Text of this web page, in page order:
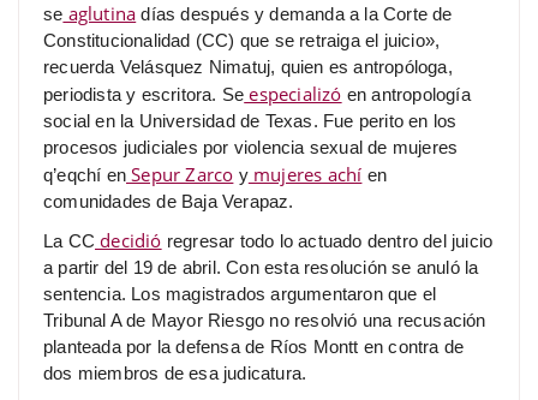
se aglutina días después y demanda a la Corte de
Constitucionalidad (CC) que se retraiga el juicio»,
recuerda Velásquez Nimatuj, quien es antropóloga,
periodista y escritora. Se especializó en antropología
social en la Universidad de Texas. Fue perito en los
procesos judiciales por violencia sexual de mujeres
q’eqchí en Sepur Zarco ymujeres achí en
comunidades de Baja Verapaz.
La CC decidió regresar todo lo actuado dentro del juicio
a partir del 19 de abril. Con esta resolución se anuló la
sentencia. Los magistrados argumentaron que el
Tribunal A de Mayor Riesgo no resolvió una recusación
planteada por la defensa de Ríos Montt en contra de
dos miembros de esa judicatura.